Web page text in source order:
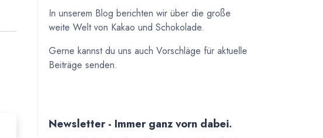
In unserem Blog berichten wir über die große
weite Welt von Kakao und Schokolade.
Gerne kannst du uns auch Vorschläge für aktuelle
Beiträge senden.
Newsletter - Immer ganz vorn dabei.